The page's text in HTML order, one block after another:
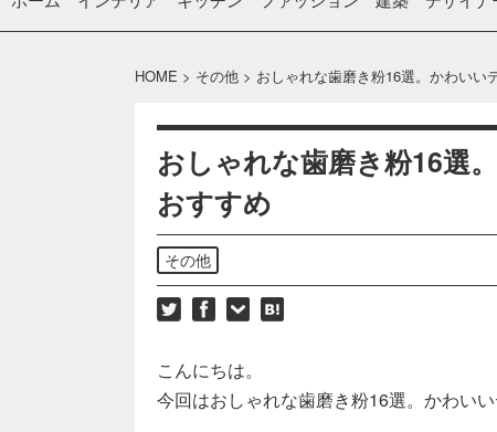
HOME > その他 > おしゃれな歯磨き粉16選。かわいい
おしゃれな歯磨き粉16選
おすすめ
その他
こんにちは。
今回はおしゃれな歯磨き粉16選。かわい